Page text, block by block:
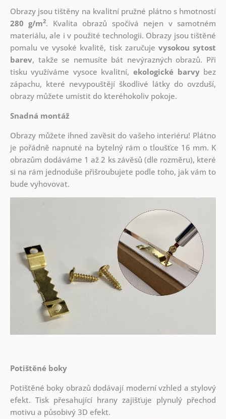
Obrazy jsou tištěny na kvalitní pružné plátno s hmotností
280 g/m2. Kvalita obrazů spočívá nejen v samotném
materiálu, ale i v použité technologii. Obrazy jsou tištěné
pomalu ve vysoké kvalitě, tisk zaručuje vysokou sytost
barev, takže se nemusíte bát nevýrazných obrazů. Při
tisku využíváme vysoce kvalitní,ekologické barvybez
zápachu, které nevypouštějí škodlivé látky do ovzduší,
obrazy můžete umístit do kteréhokoliv pokoje.
Snadná montáž
Obrazy můžete ihned zavěsit do vašeho interiéru! Plátno
je pořádně napnuté na bytelný rám o tloušťce 16 mm. K
obrazům dodáváme 1 až 2 ks závěsů (dle rozměru), které
si na rám jednoduše přišroubujete podle toho, jak vám to
bude vyhovovat.
Potištěné boky
Potištěné boky obrazů dodávají moderní vzhled a stylový
efekt. Tisk přesahující hrany zajišťuje plynulý přechod
motivu a působivý 3D efekt.